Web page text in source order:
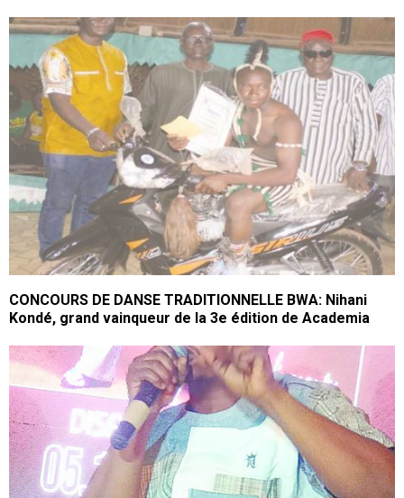
CONCOURS DE DANSE TRADITIONNELLE BWA: Nihani
Kondé, grand vainqueur de la 3e édition de Academia